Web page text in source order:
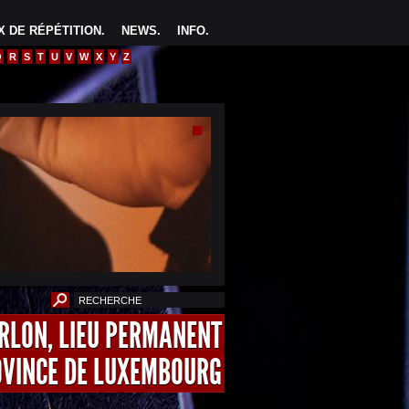
INFO.
NEWS.
DE RÉPÉTITION.
R S T U V W X Y Z
LIEU PERMANENT
DE LUXEMBOURG